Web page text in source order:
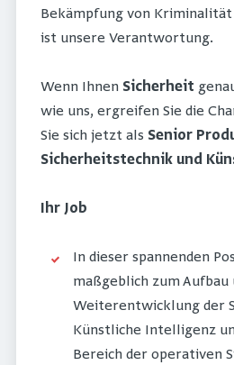
Bekämpfung von Kriminalität
ist unsere Verantwortung.
Wenn Ihnen Sicherheit
wie uns, ergreifen Sie die
Sie sich jetzt als Senior
Sicherheitstechnik und
Ihr Job
In dieser spannenden
maßgeblich zum Aufbau
Weiterentwicklung der
Künstliche Intelligenz
Bereich der operativen